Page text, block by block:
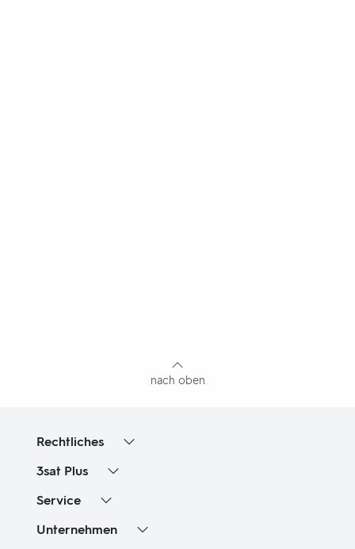
nach oben
Rechtliches
3sat Plus
Service
Unternehmen